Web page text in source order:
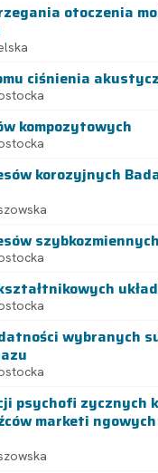
otoczenia
ciśnienia
kompozytowych
korozyjnych
szybkozmiennych
wybranych
psychofi zycznych
marketi